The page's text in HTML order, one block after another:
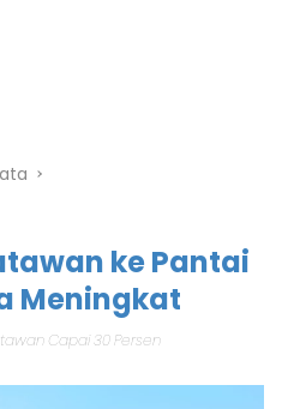
ke Pantai
Meningkat
Capai 30 Persen